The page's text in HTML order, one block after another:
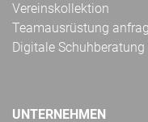
Vereinskollektion
Teamausrüstung
Digitale Schuhberatung
UNTERNEHMEN